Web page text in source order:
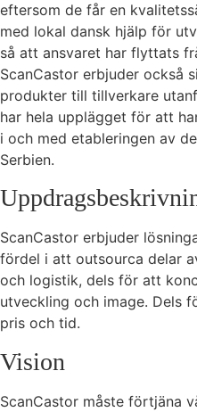
eftersom de får en
med lokal dansk hjälp för
så att ansvaret har flyttats
ScanCastor erbjuder också
produkter till tillverkare
har hela upplägget för att
i och med etableringen av
Serbien.
ScanCastor erbjuder
fördel i att outsourca delar
och logistik, dels för att
utveckling och image. Dels
pris och tid.
Vision
ScanCastor måste förtjäna